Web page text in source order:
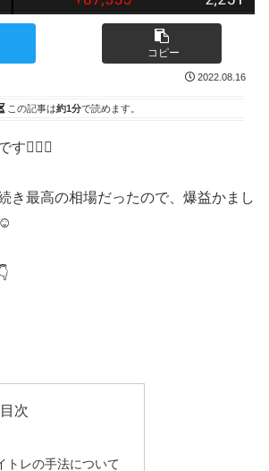
コピー
2022.08.16
この記事は約1分で読めます。
す🙋‍♂️✨
き最高の相場だったので、爆益かまし
目次
トレの手法について